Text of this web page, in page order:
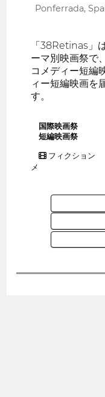
Ponferrada,
「38Retinas」
ーマ別映画祭で
コメディー短編
ィー短編映画を
す。
国際映画祭
短編映画祭
フィクション
メ